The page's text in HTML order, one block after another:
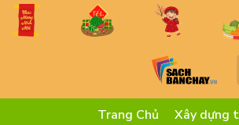
Trang Chủ Xây dựng